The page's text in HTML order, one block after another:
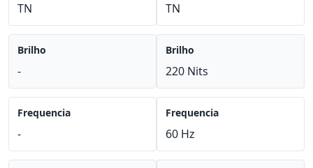
TN
Brilho
-
Frequencia
-
TN
Brilho
220 Nits
Frequencia
60 Hz